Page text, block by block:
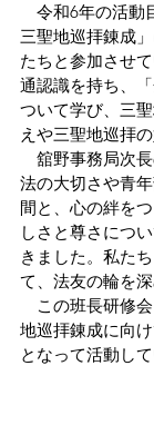
令和6年の活動
三聖地巡拝錬成
たちと参加させ
通認識を持ち、
ついて学び、三
えや三聖地巡拝
舘野事務局次
法の大切さや青
間と、心の絆を
しさと尊さにつ
きました。私た
て、法友の輪を
この班長研修
地巡拝錬成に向
となって活動し